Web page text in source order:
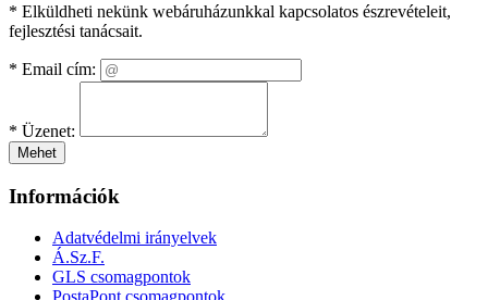
* Elküldheti nekünk webáruházunkkal kapcsolatos észrevételeit,
fejlesztési tanácsait.
* Email cím:
* Üzenet:
Mehet
Információk
Adatvédelmi irányelvek
Á.Sz.F.
GLS csomagpontok